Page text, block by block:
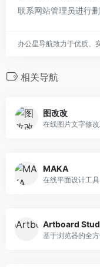
联系网站管理员进行
办公星导航致力于优质、
相关导航
图改改
在线图片文字修改
MAKA
在线平面设计工具
Artboard
基于浏览器的全